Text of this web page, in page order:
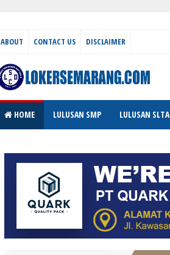
ABOUT CONTACT US DISCLAIMER
HOME LULUSAN SMP LULUSAN SLTA